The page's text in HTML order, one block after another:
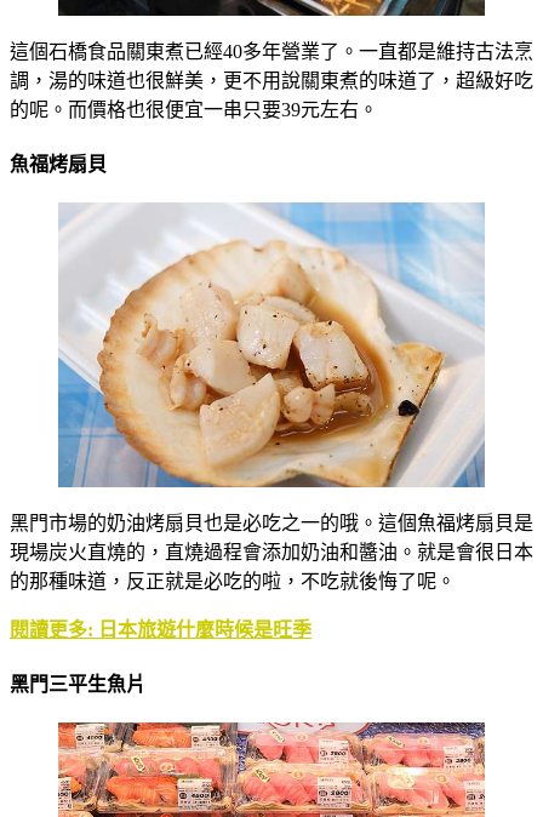
這個石橋食品關東煮已經40多年營業了。一直都是維持古法烹
調，湯的味道也很鮮美，更不用說關東煮的味道了，超級好吃
的呢。而價格也很便宜一串只要39元左右。
魚福烤扇貝
黑門市場的奶油烤扇貝也是必吃之一的哦。這個魚福烤扇貝是
現場炭火直燒的，直燒過程會添加奶油和醬油。就是會很日本
的那種味道，反正就是必吃的啦，不吃就後悔了呢。
閱讀更多: 日本旅遊什麼時候是旺季
黑門三平生魚片